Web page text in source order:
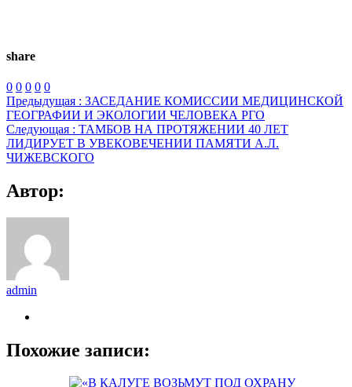
share
0 0 0 0 0
Предыдущая : ЗАСЕДАНИЕ КОМИССИИ МЕДИЦИНСКОЙ
ГЕОГРАФИИ И ЭКОЛОГИИ ЧЕЛОВЕКА РГО
Следующая : ТАМБОВ НА ПРОТЯЖЕНИИ 40 ЛЕТ
ЛИДИРУЕТ В УВЕКОВЕЧЕНИИ ПАМЯТИ А.Л.
ЧИЖЕВСКОГО
Автор:
admin
Похожие записи: